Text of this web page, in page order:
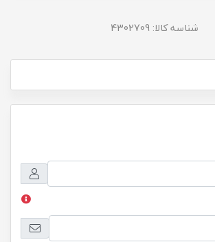
شناسه کالا: 4302709